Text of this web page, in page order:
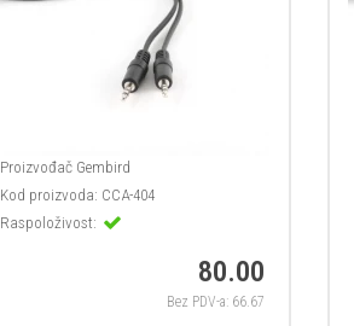
Proizvođač Gembird
Kod proizvoda: CCA-404
Raspoloživost:
80.00
Bez PDV-a: 66.67